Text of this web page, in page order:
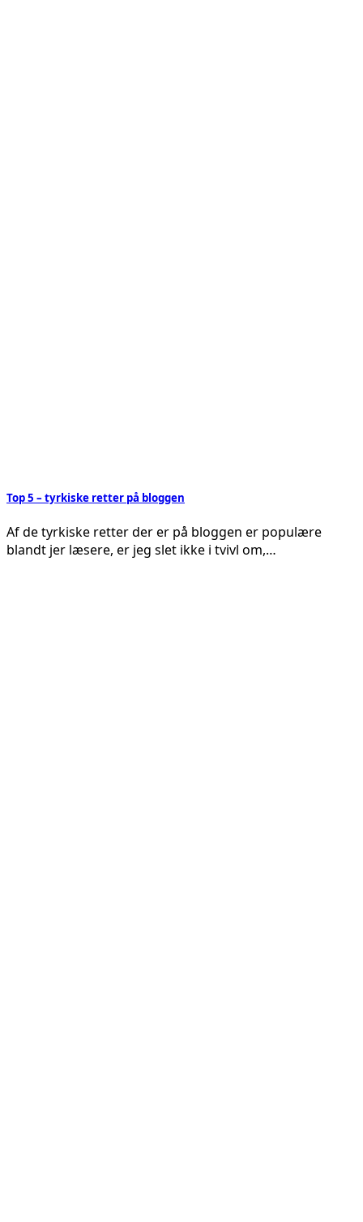
Top 5 – tyrkiske retter på bloggen
Af de tyrkiske retter der er på bloggen er populære
blandt jer læsere, er jeg slet ikke i tvivl om,…